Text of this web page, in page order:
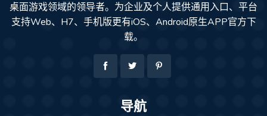
桌面游戏领域的领导者。为企业及个人提供通用入口、平台
支持Web、H7、手机版更有iOS、Android原生APP官方下
载。
导航